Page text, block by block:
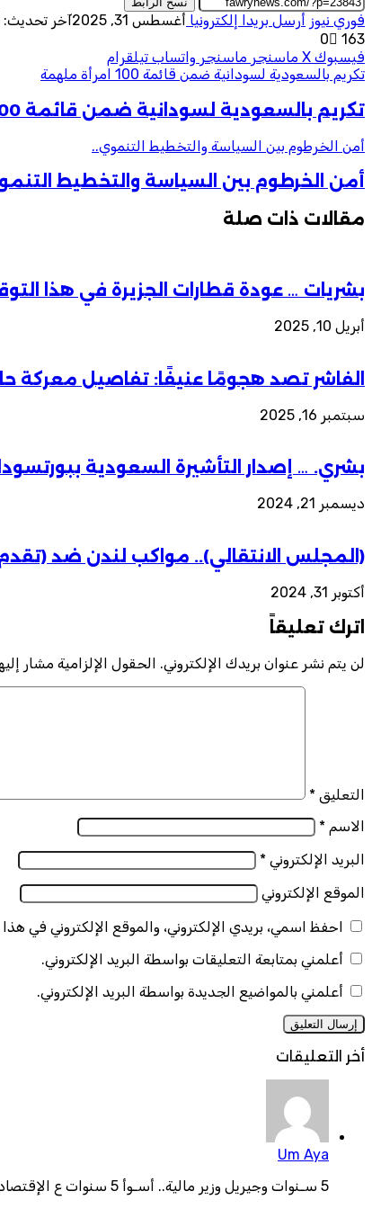
فوري نيوز أرسل بريدا إلكترونيا أغسطس 31, 2025
آخر تحديث:
0
163
فيسبوك ‫X ماسنجر ماسنجر واتساب تيلقرام
تكريم بالسعودية لسودانية ضمن قائمة 100 امرأة ملهمة
تكريم بالسعودية لسودانية ضمن قائمة 100 امرأة ملهمة
أمن الخرطوم بين السياسة والتخطيط التنموي..
أمن الخرطوم بين السياسة والتخطيط
مقالات ذات صلة
بشريات … عودة قطارات الجزيرة في هذا
أبريل 10, 2025
الفاشر تصد هجومًا عنيفًا: تفاصيل معركة
سبتمبر 16, 2025
بشري. … إصدار التأشيرة السعودية
ديسمبر 21, 2024
(المجلس الانتقالي).. مواكب لندن ضد
أكتوبر 31, 2024
اترك تعليقاً
لن يتم نشر عنوان بريدك الإلكتروني. الحقول الإلزامية مشار
التعليق *
الاسم *
البريد الإلكتروني *
الموقع الإلكتروني
احفظ اسمي، بريدي الإلكتروني، والموقع الإلكتروني في
أعلمني بمتابعة التعليقات بواسطة البريد الإلكتروني.
أعلمني بالمواضيع الجديدة بواسطة البريد الإلكتروني.
أخر التعليقات
Um Aya
5 سـنوات وجيريل وزير مالية.. أسـوأ 5 سنوات ع الإقتصاد السودا...